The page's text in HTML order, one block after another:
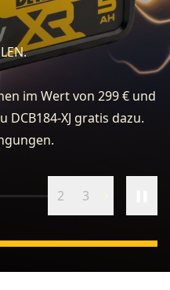
im Wert von 299 € und
DCB184-XJ gratis dazu.
2 3